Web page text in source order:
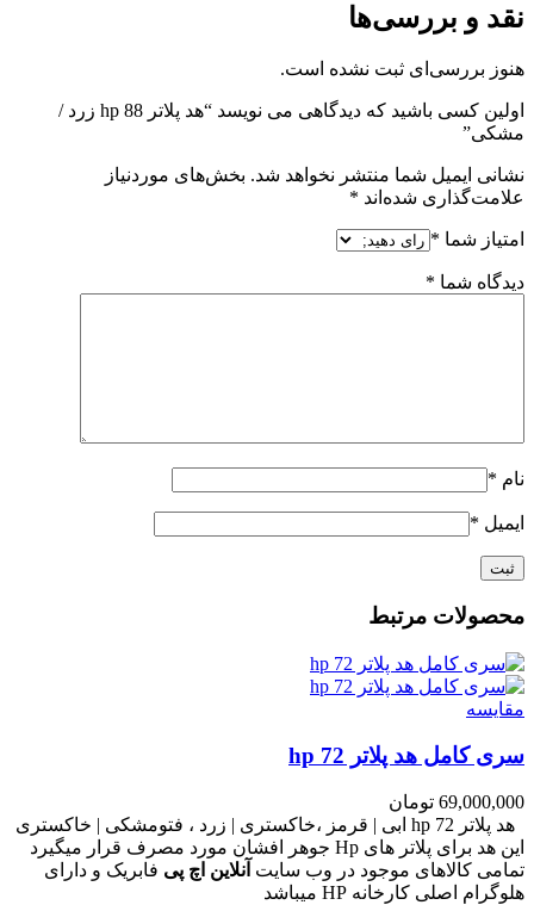
نقد و بررسی‌ها
هنوز بررسی‌ای ثبت نشده است.
اولین کسی باشید که دیدگاهی می نویسد “هد پلاتر 88 hp زرد /
مشکی”
نشانی ایمیل شما منتشر نخواهد شد. بخش‌های موردنیاز
علامت‌گذاری شده‌اند *
امتیاز شما *
دیدگاه شما *
نام *
ایمیل *
محصولات مرتبط
مقايسه
سری کامل هد پلاتر 72 hp
69,000,000 تومان
هد پلاتر 72 hp ابی | قرمز ،خاکستری | زرد ، فتومشکی | خاکستری
این هد برای پلاتر های Hp جوهر افشان مورد مصرف قرار میگیرد
تمامی کالاهای موجود در وب سایت آنلاین اچ پی فابریک و دارای
هلوگرام اصلی کارخانه HP میباشد